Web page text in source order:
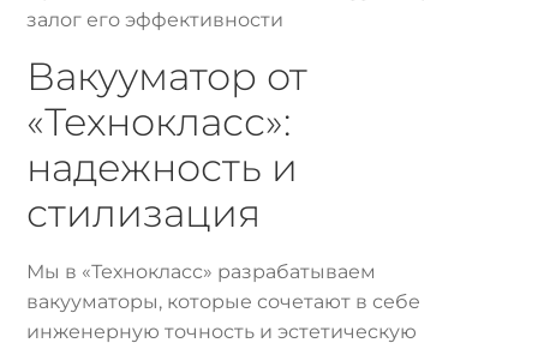
залог его эффективности
Вакууматор от
«Технокласс»:
надежность и
стилизация
Мы в «Технокласс» разрабатываем
вакууматоры, которые сочетают в себе
инженерную точность и эстетическую